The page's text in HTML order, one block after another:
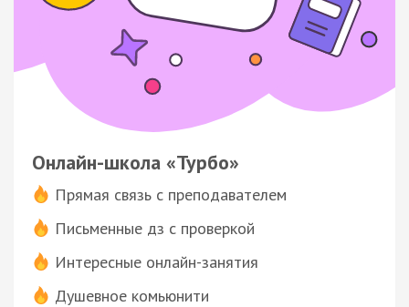
Онлайн-школа «Турбо»
Прямая связь с преподавателем
Письменные дз с проверкой
Интересные онлайн-занятия
Душевное комьюнити